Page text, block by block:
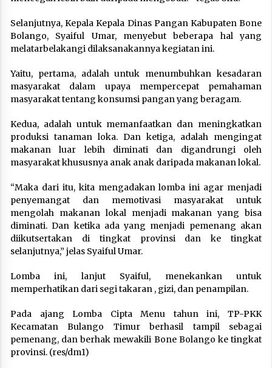
Selanjutnya, Kepala Kepala Dinas Pangan Kabupaten Bone
Bolango, Syaiful Umar, menyebut beberapa hal yang
melatarbelakangi dilaksanakannya kegiatan ini.
Yaitu, pertama, adalah untuk menumbuhkan kesadaran
masyarakat dalam upaya mempercepat pemahaman
masyarakat tentang konsumsi pangan yang beragam.
Kedua, adalah untuk memanfaatkan dan meningkatkan
produksi tanaman loka. Dan ketiga, adalah mengingat
makanan luar lebih diminati dan digandrungi oleh
masyarakat khususnya anak anak daripada makanan lokal.
“Maka dari itu, kita mengadakan lomba ini agar menjadi
penyemangat dan memotivasi masyarakat untuk
mengolah makanan lokal menjadi makanan yang bisa
diminati. Dan ketika ada yang menjadi pemenang akan
diikutsertakan di tingkat provinsi dan ke tingkat
selanjutnya,” jelas Syaiful Umar.
Lomba ini, lanjut Syaiful, menekankan untuk
memperhatikan dari segi takaran , gizi, dan penampilan.
Pada ajang Lomba Cipta Menu tahun ini, TP-PKK
Kecamatan Bulango Timur berhasil tampil sebagai
pemenang, dan berhak mewakili Bone Bolango ke tingkat
provinsi. (res/dm1)